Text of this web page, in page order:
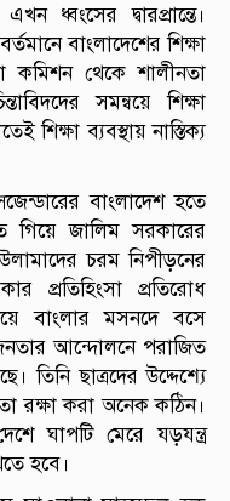
ধ্বংসের দ্বারপ্রান্তে।
বাংলাদেশের শিক্ষা
কমিশন থেকে শালীনতা
সমন্বয়ে শিক্ষা
ব্যবস্থায় নাস্তিক্য
বাংলাদেশ হতে
গিয়ে জালিম সরকারের
চরম নিপীড়নের
প্রতিহিংসা প্রতিরোধ
বাংলার মসনদে বসে
আন্দোলনে পরাজিত
তিনি ছাত্রদের উদ্দেশ্যে
রক্ষা করা অনেক কঠিন।
ঘাপটি মেরে যড়যন্ত্র
হবে।